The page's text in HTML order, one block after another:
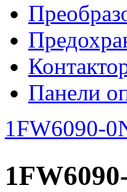
Панели
1FW6090-